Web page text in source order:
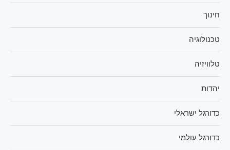
חינוך
טכנולוגיה
טלוויזיה
יהדות
כדורגל ישראלי
כדורגל עולמי